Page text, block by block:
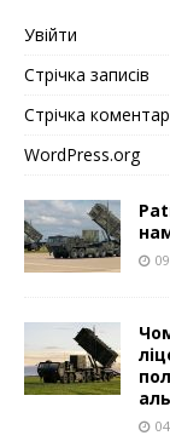
Увійти
Стрічка записів
Стрічка
WordPress.org